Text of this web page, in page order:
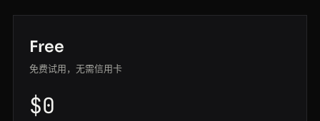
Free
免费试用，无需信用卡
$0